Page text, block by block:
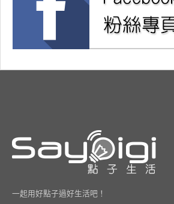
一起用好點子過好生活吧！